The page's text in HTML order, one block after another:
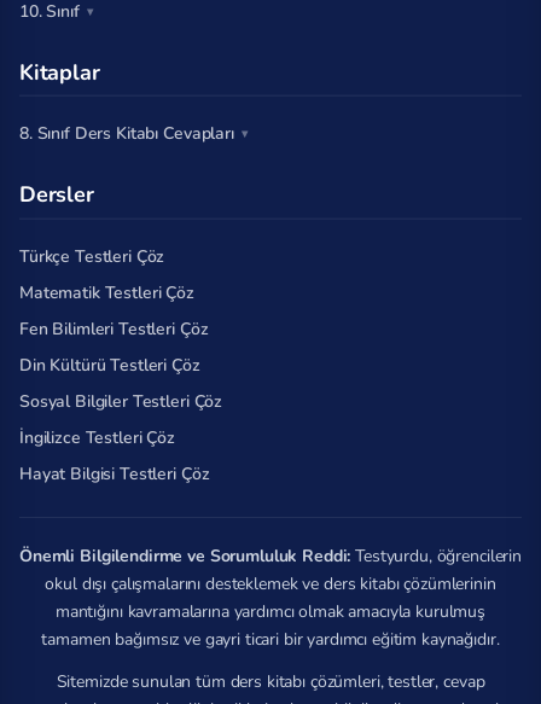
10. Sınıf
Kitaplar
8. Sınıf Ders Kitabı Cevapları
Dersler
Türkçe Testleri Çöz
Matematik Testleri Çöz
Fen Bilimleri Testleri Çöz
Din Kültürü Testleri Çöz
Sosyal Bilgiler Testleri Çöz
İngilizce Testleri Çöz
Hayat Bilgisi Testleri Çöz
Önemli Bilgilendirme ve Sorumluluk Reddi: Testyurdu, öğrencilerin
okul dışı çalışmalarını desteklemek ve ders kitabı çözümlerinin
mantığını kavramalarına yardımcı olmak amacıyla kurulmuş
tamamen bağımsız ve gayri ticari bir yardımcı eğitim kaynağıdır.
Sitemizde sunulan tüm ders kitabı çözümleri, testler, cevap